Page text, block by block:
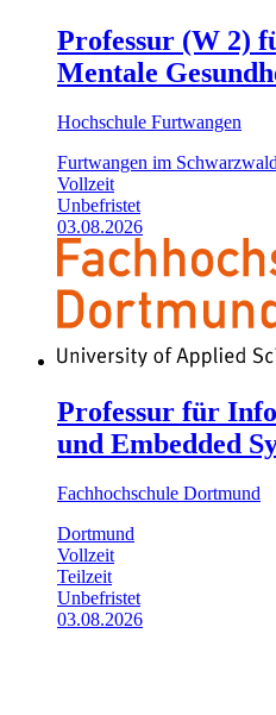
Professur (W 2)
Mentale
Hochschule Furtwangen
Furtwangen im
Vollzeit
Unbefristet
03.08.2026
Professur für
und Embedded
Fachhochschule Dortmund
Dortmund
Vollzeit
Teilzeit
Unbefristet
03.08.2026